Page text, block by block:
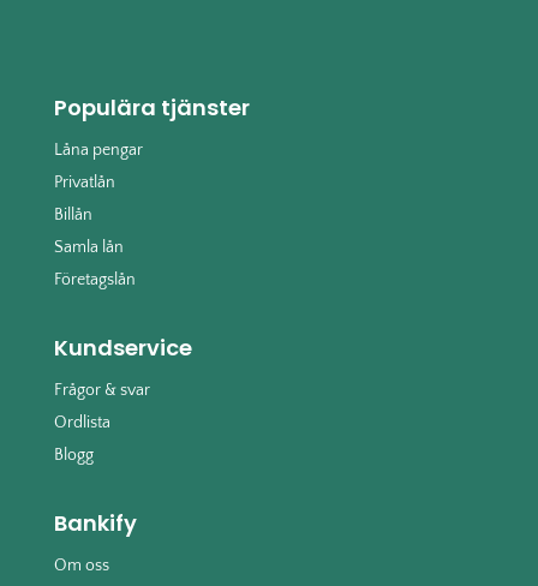
Populära tjänster
Låna pengar
Privatlån
Billån
Samla lån
Företagslån
Kundservice
Frågor & svar
Ordlista
Blogg
Bankify
Om oss